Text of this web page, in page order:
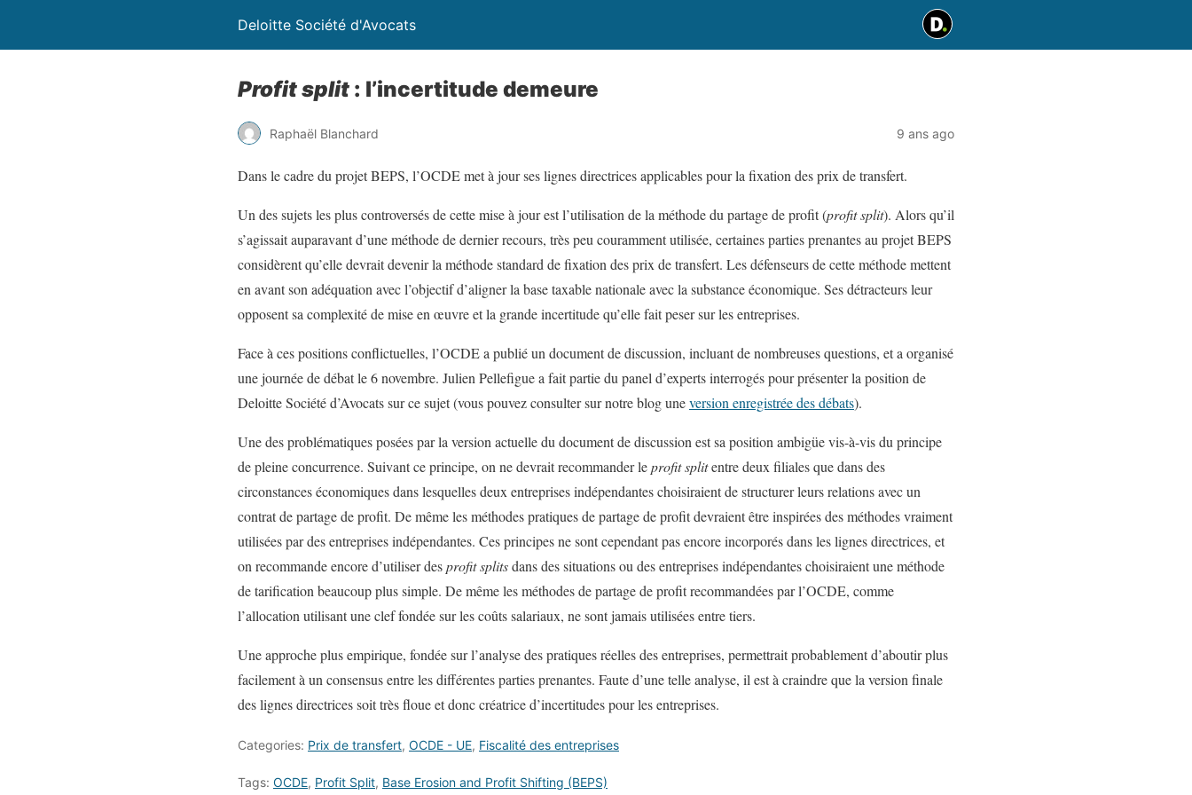
Deloitte Société d'Avocats
Profit split : l’incertitude demeure
Raphaël Blanchard 9 ans ago
Dans le cadre du projet BEPS, l’OCDE met à jour ses lignes directrices applicables pour la fixation des prix de transfert.
Un des sujets les plus controversés de cette mise à jour est l’utilisation de la méthode du partage de profit (profit split). Alors qu’il
s’agissait auparavant d’une méthode de dernier recours, très peu couramment utilisée, certaines parties prenantes au projet BEPS
considèrent qu’elle devrait devenir la méthode standard de fixation des prix de transfert. Les défenseurs de cette méthode mettent
en avant son adéquation avec l’objectif d’aligner la base taxable nationale avec la substance économique. Ses détracteurs leur
opposent sa complexité de mise en œuvre et la grande incertitude qu’elle fait peser sur les entreprises.
Face à ces positions conflictuelles, l’OCDE a publié un document de discussion, incluant de nombreuses questions, et a organisé
une journée de débat le 6 novembre. Julien Pellefigue a fait partie du panel d’experts interrogés pour présenter la position de
Deloitte Société d’Avocats sur ce sujet (vous pouvez consulter sur notre blog uneversion enregistrée des débats).
Une des problématiques posées par la version actuelle du document de discussion est sa position ambigüe vis-à-vis du principe
de pleine concurrence. Suivant ce principe, on ne devrait recommander leprofit splitentre deux filiales que dans des
circonstances économiques dans lesquelles deux entreprises indépendantes choisiraient de structurer leurs relations avec un
contrat de partage de profit. De même les méthodes pratiques de partage de profit devraient être inspirées des méthodes vraiment
utilisées par des entreprises indépendantes. Ces principes ne sont cependant pas encore incorporés dans les lignes directrices, et
on recommande encore d’utiliser desprofit splitsdans des situations ou des entreprises indépendantes choisiraient une méthode
de tarification beaucoup plus simple. De même les méthodes de partage de profit recommandées par l’OCDE, comme
l’allocation utilisant une clef fondée sur les coûts salariaux, ne sont jamais utilisées entre tiers.
Une approche plus empirique, fondée sur l’analyse des pratiques réelles des entreprises, permettrait probablement d’aboutir plus
facilement à un consensus entre les différentes parties prenantes. Faute d’une telle analyse, il est à craindre que la version finale
des lignes directrices soit très floue et donc créatrice d’incertitudes pour les entreprises.
Categories: Prix de transfert, OCDE - UE, Fiscalité des entreprises
Tags: OCDE, Profit Split, Base Erosion and Profit Shifting (BEPS)